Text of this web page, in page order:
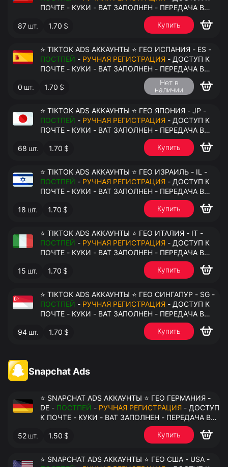
ПОЧТЕ - КУКИ - ВАТ ЗАПОЛНЕН - ПЕРЕДАЧА В
87 шт. 1.70 $ Купить
⭐ TIKTOK ADS АККАУНТЫ ⭐ ГЕО ИСПАНИЯ - ES -
ПОСТПЕЙ - РУЧНАЯ РЕГИСТРАЦИЯ - ДОСТУП К
ПОЧТЕ - КУКИ - ВАТ ЗАПОЛНЕН - ПЕРЕДАЧА В
0 шт. 1.70 $
Нет в
наличии
⭐ TIKTOK ADS АККАУНТЫ ⭐ ГЕО ЯПОНИЯ - JP -
ПОСТПЕЙ - РУЧНАЯ РЕГИСТРАЦИЯ - ДОСТУП К
ПОЧТЕ - КУКИ - ВАТ ЗАПОЛНЕН - ПЕРЕДАЧА В
68 шт. 1.70 $ Купить
⭐ TIKTOK ADS АККАУНТЫ ⭐ ГЕО ИЗРАИЛЬ - IL -
ПОСТПЕЙ - РУЧНАЯ РЕГИСТРАЦИЯ - ДОСТУП К
ПОЧТЕ - КУКИ - ВАТ ЗАПОЛНЕН - ПЕРЕДАЧА В
18 шт. 1.70 $ Купить
⭐ TIKTOK ADS АККАУНТЫ ⭐ ГЕО ИТАЛИЯ - IT -
ПОСТПЕЙ - РУЧНАЯ РЕГИСТРАЦИЯ - ДОСТУП К
ПОЧТЕ - КУКИ - ВАТ ЗАПОЛНЕН - ПЕРЕДАЧА В
15 шт. 1.70 $ Купить
⭐ TIKTOK ADS АККАУНТЫ ⭐ ГЕО СИНГАПУР - SG -
ПОСТПЕЙ - РУЧНАЯ РЕГИСТРАЦИЯ - ДОСТУП К
ПОЧТЕ - КУКИ - ВАТ ЗАПОЛНЕН - ПЕРЕДАЧА В
94 шт. 1.70 $ Купить
Snapchat Ads
⭐ SNAPCHAT ADS АККАУНТЫ ⭐ ГЕО ГЕРМАНИЯ -
DE - ПОСТПЕЙ - РУЧНАЯ РЕГИСТРАЦИЯ - ДОСТУП
К ПОЧТЕ - КУКИ - ВАТ ЗАПОЛНЕН - ПЕРЕДАЧА В
52 шт. 1.50 $ Купить
⭐ SNAPCHAT ADS АККАУНТЫ ⭐ ГЕО США - USA -